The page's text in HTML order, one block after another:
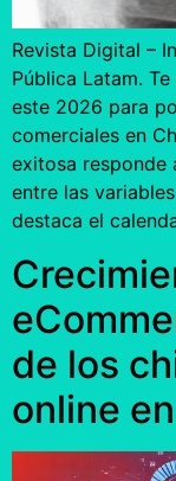
Revista Digital –
Pública Latam.
este 2026 para
comerciales en
exitosa responde
entre las
destaca el
de los
online